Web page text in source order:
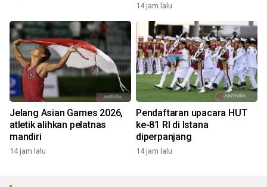
14 jam lalu
Jelang Asian Games 2026,
atletik alihkan pelatnas
mandiri
14 jam lalu
Pendaftaran upacara HUT
ke-81 RI di Istana
diperpanjang
14 jam lalu